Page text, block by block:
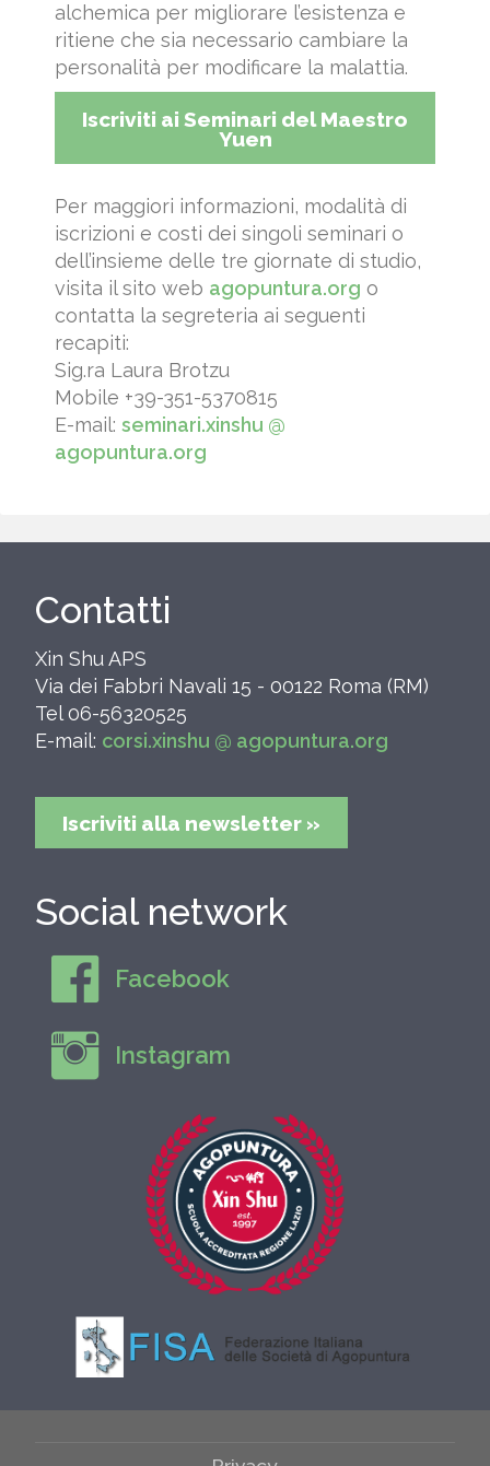
alchemica per migliorare l’esistenza e
ritiene che sia necessario cambiare la
personalità per modificare la malattia.
Iscriviti ai Seminari del Maestro
Yuen
Per maggiori informazioni, modalità di
iscrizioni e costi dei singoli seminari o
dell’insieme delle tre giornate di studio,
visita il sito web agopuntura.org o
contatta la segreteria ai seguenti
recapiti:
Sig.ra Laura Brotzu
Mobile +39-351-5370815
E-mail: seminari.xinshu @
agopuntura.org
Contatti
Xin Shu APS
Via dei Fabbri Navali 15 - 00122 Roma (RM)
Tel 06-56320525
E-mail: corsi.xinshu @ agopuntura.org
Iscriviti alla newsletter »
Social network
Facebook
Instagram